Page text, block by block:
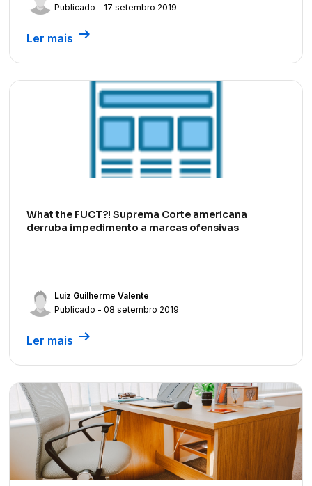
Publicado - 17 setembro 2019
Ler mais arrow_right_alt
What the FUCT?! Suprema Corte americana
derruba impedimento a marcas ofensivas
Luiz Guilherme Valente
Publicado - 08 setembro 2019
Ler mais arrow_right_alt